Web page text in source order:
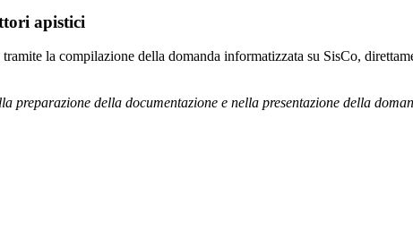
apistici
la compilazione della domanda informatizzata su SisCo,
della documentazione e nella presentazione della